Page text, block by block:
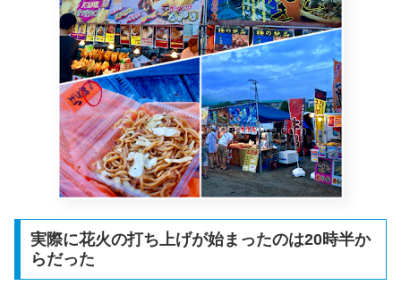
実際に花火の打ち上げが始まったのは20時半か
らだった